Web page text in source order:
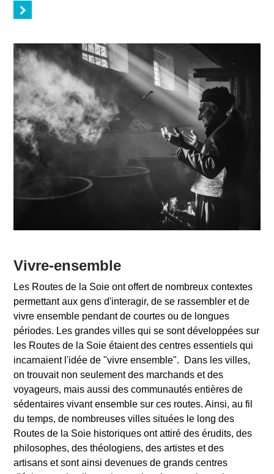
Vivre-ensemble
Les Routes de la Soie ont offert de nombreux contextes
permettant aux gens d'interagir, de se rassembler et de
vivre ensemble pendant de courtes ou de longues
périodes. Les grandes villes qui se sont développées sur
les Routes de la Soie étaient des centres essentiels qui
incarnaient l'idée de "vivre ensemble". Dans les villes,
on trouvait non seulement des marchands et des
voyageurs, mais aussi des communautés entières de
sédentaires vivant ensemble sur ces routes. Ainsi, au fil
du temps, de nombreuses villes situées le long des
Routes de la Soie historiques ont attiré des érudits, des
philosophes, des théologiens, des artistes et des
artisans et sont ainsi devenues de grands centres